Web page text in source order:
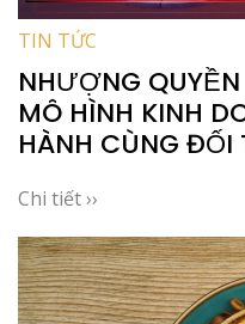
TIN TỨC
NHƯỢNG
MÔ HÌNH KINH
HÀNH CÙNG ĐỐI
Chi tiết ››